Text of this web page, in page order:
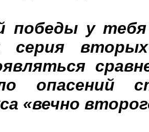
победы у тебя
серия
опасений
«вечно